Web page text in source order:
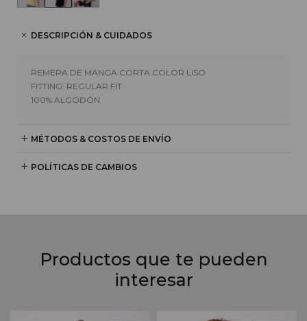
DESCRIPCIÓN & CUIDADOS
REMERA DE MANGA CORTA COLOR LISO
FITTING: REGULAR FIT
100% ALGODÓN
MÉTODOS & COSTOS DE ENVÍO
POLÍTICAS DE CAMBIOS
Productos que te pueden
interesar